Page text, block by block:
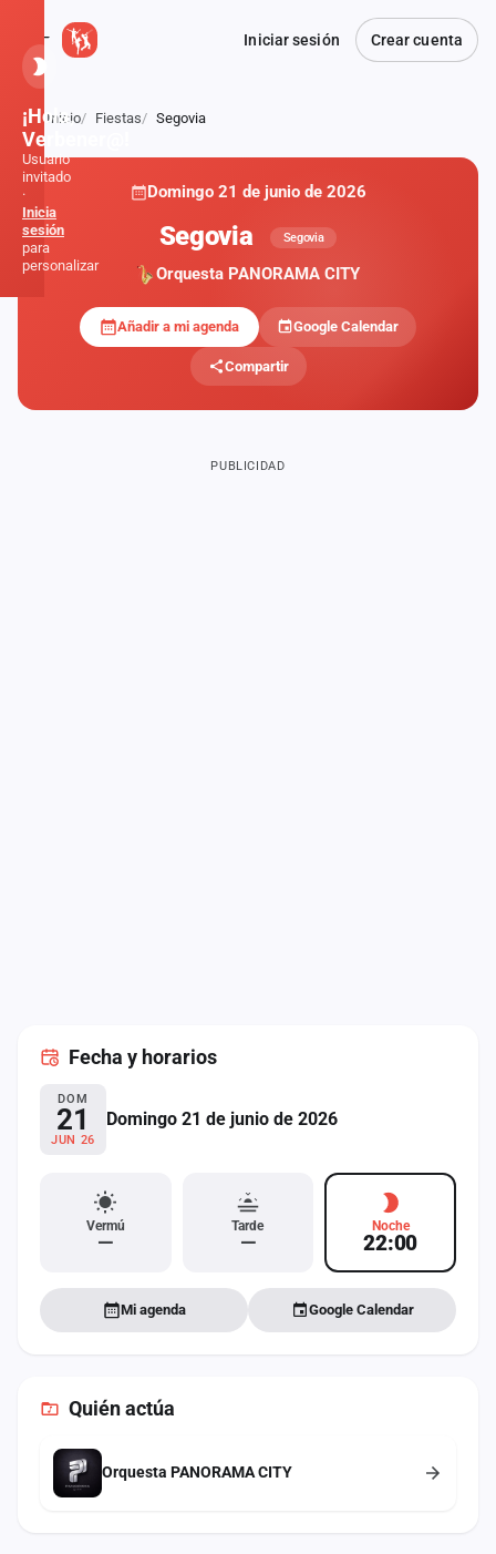
Iniciar sesión Crear cuenta
Atrás
Inicio Fiestas Segovia
Domingo 21 de junio de 2026
Segovia Segovia
Orquesta PANORAMA CITY
Añadir a mi agenda Google Calendar
Compartir
PUBLICIDAD
Fecha y horarios
DOM
21
JUN 26
Domingo 21 de junio de 2026
Vermú
—
Tarde
—
Noche
22:00
Mi agenda Google Calendar
Quién actúa
Orquesta PANORAMA CITY
¡Hola,
Verbener@!
Usuario
invitado
·
Inicia
sesión
para
personalizar
Administración
Contacto